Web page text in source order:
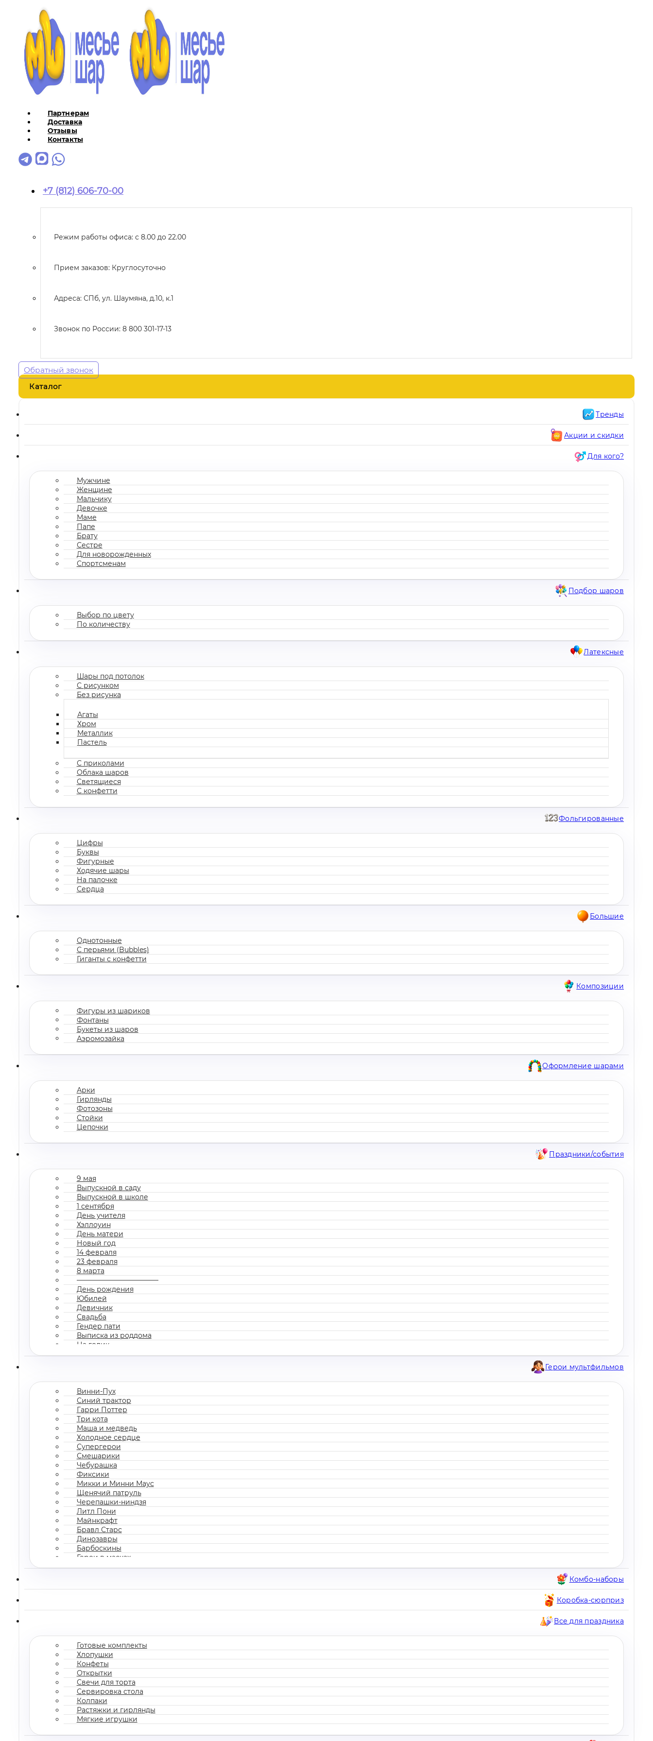
Партнерам
Доставка
Отзывы
Контакты
+7 (812) 606-70-00
Режим работы офиса: с 8.00 до 22.00
Прием заказов: Круглосуточно
Адреса: СПб, ул. Шаумяна, д.10, к.1
Звонок по России: 8 800 301-17-13
Обратный звонок
Каталог
Тренды
Акции и скидки
Для кого?
Мужчине
Женщине
Мальчику
Девочке
Маме
Папе
Брату
Сестре
Для новорожденных
Спортсменам
Подбор шаров
Выбор по цвету
По количеству
Латексные
Шары под потолок
С рисунком
Без рисунка
Агаты
Хром
Металлик
Пастель
С приколами
Облака шаров
Светящиеся
С конфетти
Фольгированные
Цифры
Буквы
Фигурные
Ходячие шары
На палочке
Сердца
Большие
Однотонные
С перьями (Bubbles)
Гиганты с конфетти
Композиции
Фигуры из шариков
Фонтаны
Букеты из шаров
Аэромозайка
Оформление шарами
Арки
Гирлянды
Фотозоны
Стойки
Цепочки
Праздники/события
9 мая
Выпускной в саду
Выпускной в школе
1 сентября
День учителя
Хэллоуин
День матери
Новый год
14 февраля
23 февраля
8 марта
————————————
День рождения
Юбилей
Девичник
Свадьба
Гендер пати
Выписка из роддома
На годик
Корпоратив
Герои мультфильмов
Винни-Пух
Синий трактор
Гарри Поттер
Три кота
Маша и медведь
Холодное сердце
Супергерои
Смешарики
Чебурашка
Фиксики
Микки и Минни Маус
Щенячий патруль
Черепашки-ниндзя
Литл Пони
Майнкрафт
Бравл Старс
Динозавры
Барбоскины
Герои в масках
Все мультгерои
Комбо-наборы
Коробка-сюрприз
Все для праздника
Готовые комплекты
Хлопушки
Конфеты
Открытки
Свечи для торта
Сервировка стола
Колпаки
Растяжки и гирлянды
Мягкие игрушки